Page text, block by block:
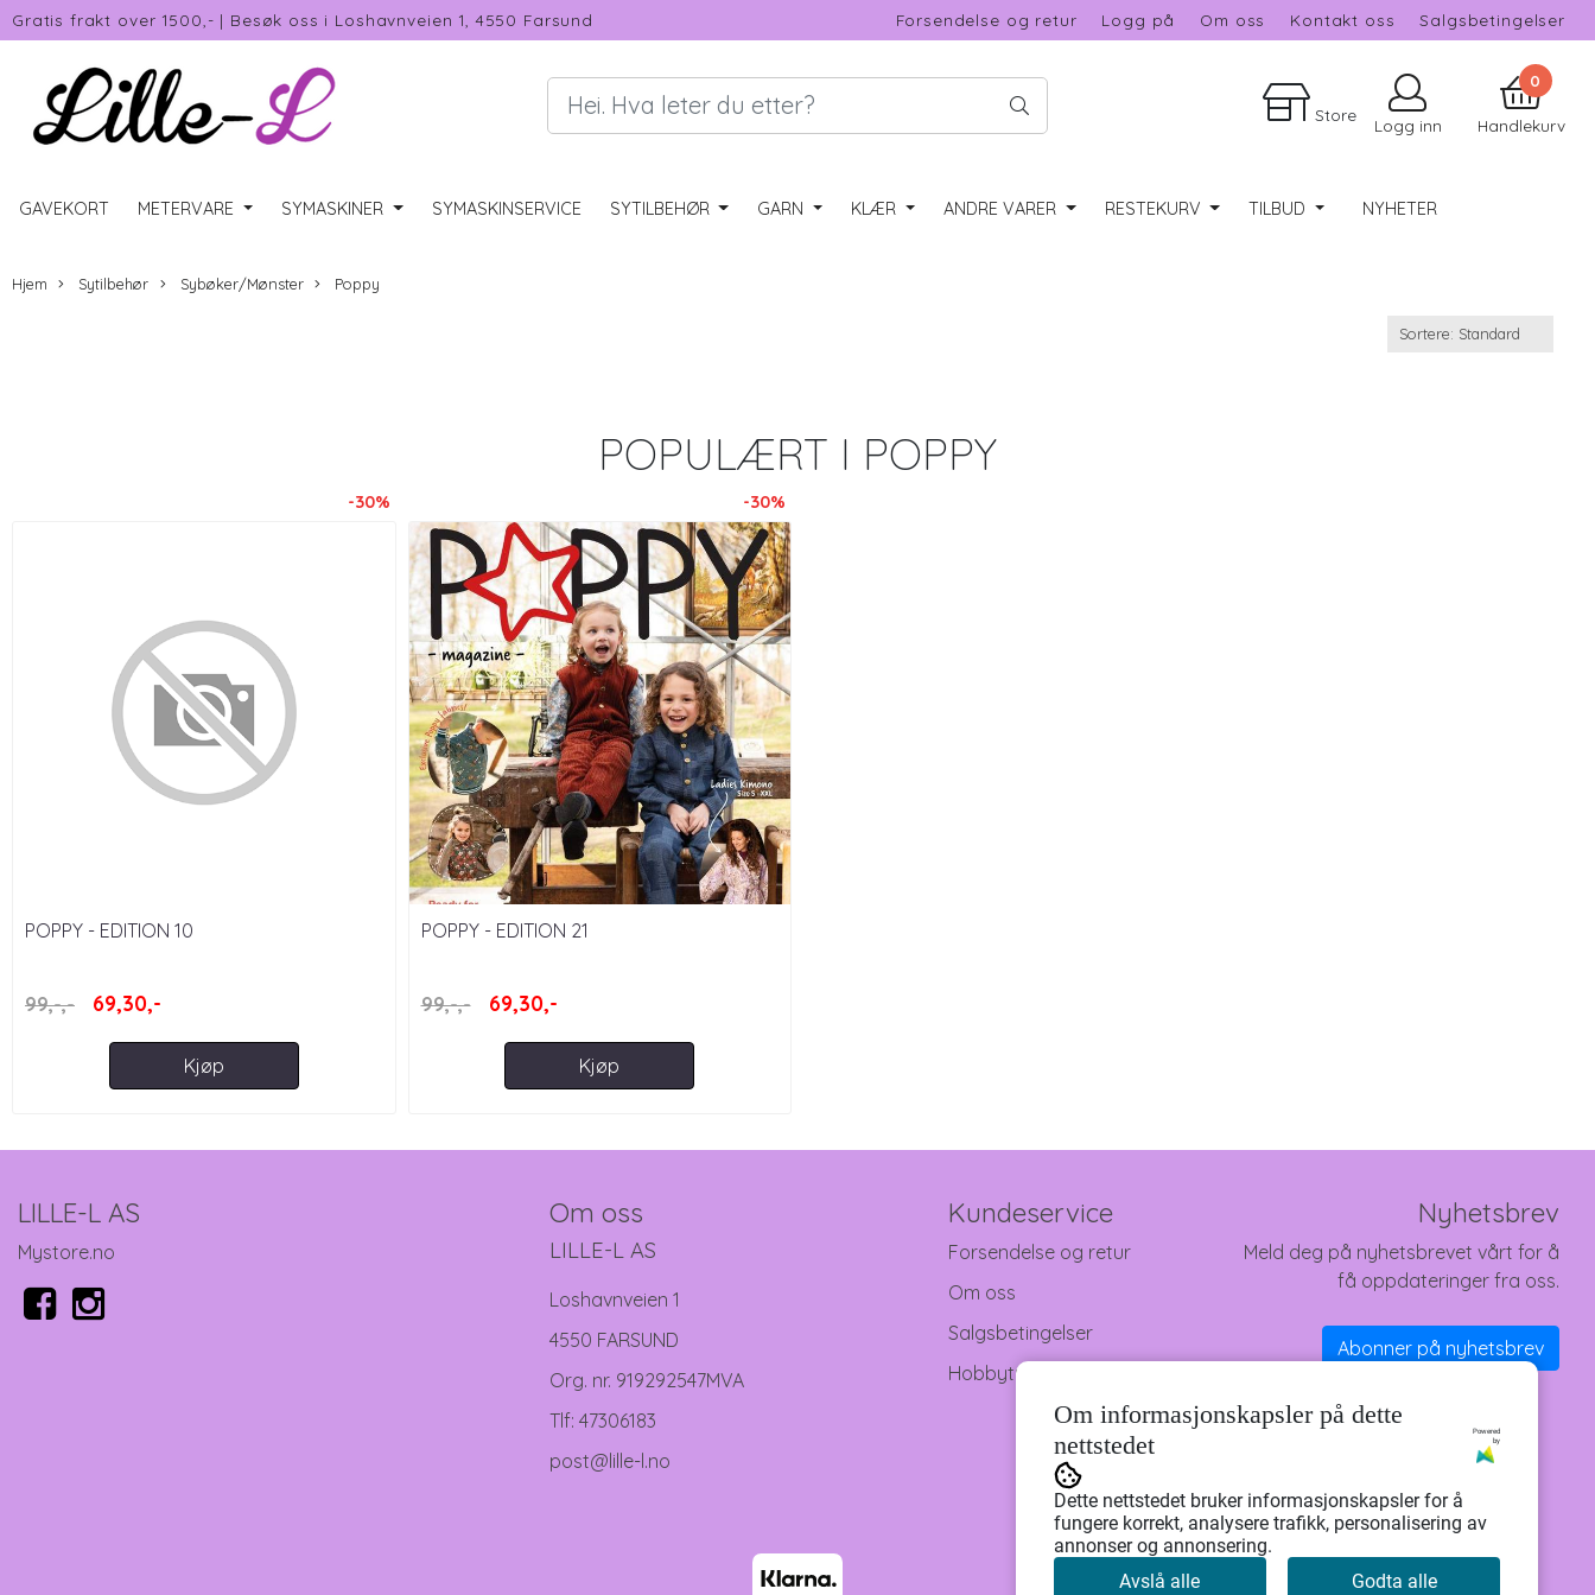
Gratis frakt over 1500,- | Besøk oss i Loshavnveien 1, 4550 Farsund Forsendelse og retur Logg på Om oss Kontakt oss Salgsbetingelser
Store
Logg inn
0
Handlekurv
GAVEKORT METERVARE SYMASKINER SYMASKINSERVICE SYTILBEHØR GARN KLÆR ANDRE VARER RESTEKURV TILBUD NYHETER
Hjem Sytilbehør Sybøker/Mønster Poppy
POPULÆRT I POPPY
-30%
POPPY - EDITION 10
99,-,- 69,30,-
Kjøp
-30%
POPPY - EDITION 21
99,-,- 69,30,-
Kjøp
LILLE-L AS
Mystore.no
Om oss
LILLE-L AS
Loshavnveien 1
4550 FARSUND
Org. nr. 919292547MVA
Tlf: 47306183
post@lille-l.no
Kundeservice
Forsendelse og retur
Om oss
Salgsbetingelser
Hobbytreff
Nyhetsbrev
Meld deg på nyhetsbrevet vårt for å
få oppdateringer fra oss.
Abonner på nyhetsbrev
Om informasjonskapsler på dette
nettstedet
Powered
by
Dette nettstedet bruker informasjonskapsler for å
fungere korrekt, analysere trafikk, personalisering av
annonser og annonsering.
Avslå alle
Godta alle